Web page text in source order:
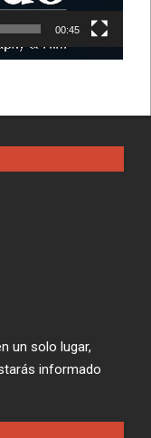
00:45
un solo lugar,
informado